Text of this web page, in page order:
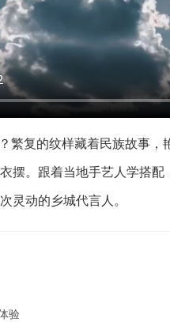
复的纹样藏着民族故事，
摆。跟着当地手艺人学搭
灵动的乡城代言人。
验